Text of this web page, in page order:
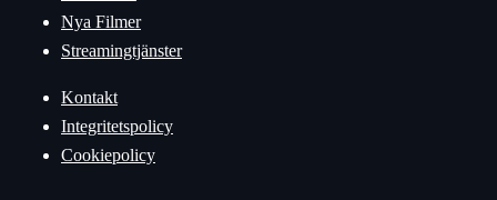
Nya Filmer
Streamingtjänster
Kontakt
Integritetspolicy
Cookiepolicy